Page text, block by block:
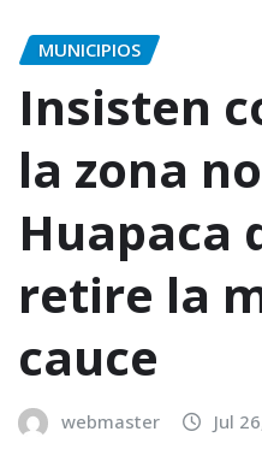
MUNICIPIOS
Insisten
la zona
Huapaca
retire la
cauce
webmaster Jul